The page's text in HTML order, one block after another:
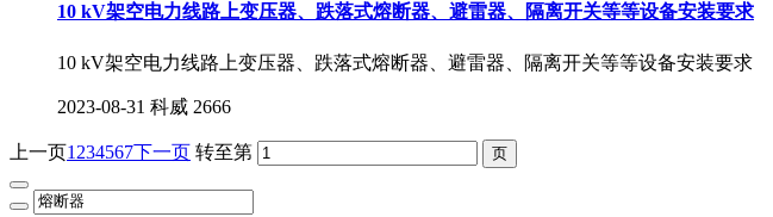
10 kV架空电力线路上变压器、跌落式熔断器、避雷器、隔离开关等等设备安装要求
10 kV架空电力线路上变压器、跌落式熔断器、避雷器、隔离开关等等设备安装要求
2023-08-31 科威 2666
上一页1 234567下一页 转至第